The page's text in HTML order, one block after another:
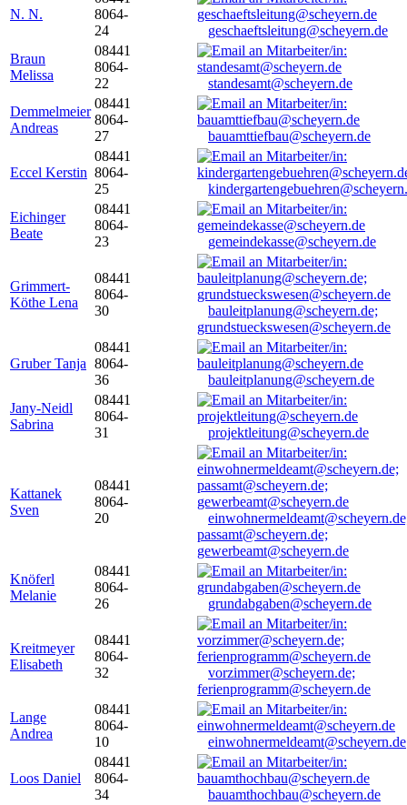
N. N.
8064-
24
geschaeftsleitung@scheyern.de
Braun
Melissa
08441
8064-
22
standesamt@scheyern.de
Demmelmeier
Andreas
08441
8064-
27
bauamttiefbau@scheyern.de
Eccel Kerstin
08441
8064-
25
Eichinger
Beate
08441
8064-
23
gemeindekasse@scheyern.de
Grimmert-
Köthe Lena
08441
8064-
30
bauleitplanung@scheyern.de;
grundstueckswesen@scheyern.de
Gruber Tanja
08441
8064-
36
bauleitplanung@scheyern.de
Jany-Neidl
Sabrina
08441
8064-
31
projektleitung@scheyern.de
Kattanek
Sven
08441
8064-
20
passamt@scheyern.de;
gewerbeamt@scheyern.de
Knöferl
Melanie
08441
8064-
26
grundabgaben@scheyern.de
Kreitmeyer
Elisabeth
08441
8064-
32
vorzimmer@scheyern.de;
ferienprogramm@scheyern.de
Lange
Andrea
08441
8064-
10
einwohnermeldeamt@scheyern.de
Loos Daniel
08441
8064-
34
bauamthochbau@scheyern.de